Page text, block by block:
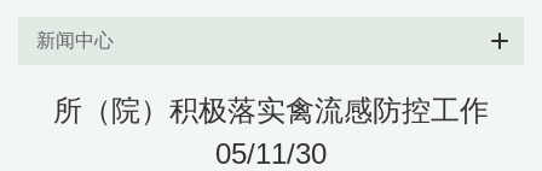
新闻中心
所（院）积极落实禽流感防控工作
05/11/30